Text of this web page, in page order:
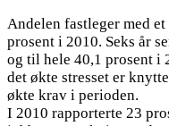
Andelen fastleger med
prosent i 2010. Seks år
og til hele 40,1 prosent i
det økte stresset er
økte krav i perioden.
I 2010 rapporterte 23